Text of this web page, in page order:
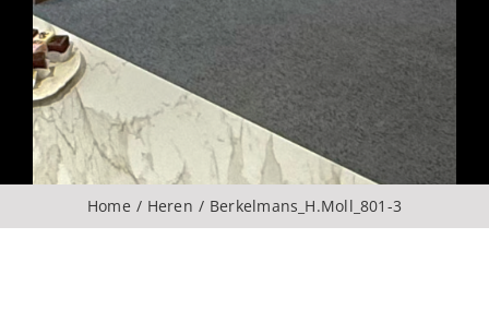
Over ons
CONTACT
Home Heren Berkelmans_H.Moll_801-3